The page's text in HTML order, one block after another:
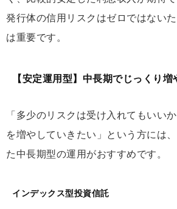
発行体の信用リスクはゼロではない
は重要です。
【安定運用型】中長期でじっくり
「多少のリスクは受け入れてもいい
を増やしていきたい」という方には
た中長期型の運用がおすすめです。
インデックス型投資信託